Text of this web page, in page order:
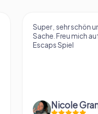
Super , sehr schön
Sache. Freu mich
Escaps Spiel
Nicole